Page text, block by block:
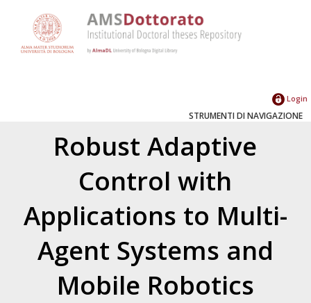
Login
STRUMENTI DI NAVIGAZIONE
Robust Adaptive
Control with
Applications to Multi-
Agent Systems and
Mobile Robotics